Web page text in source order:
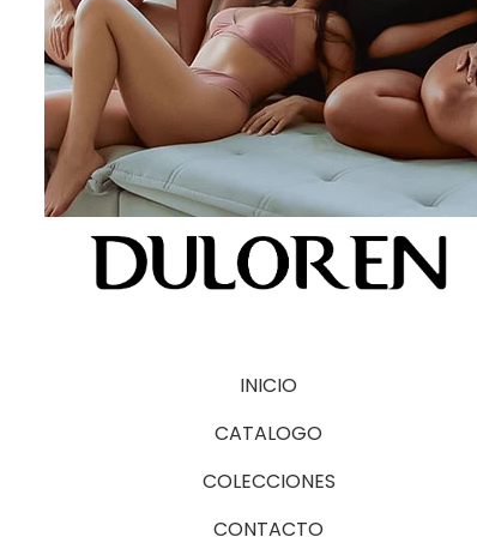
INICIO
CATALOGO
COLECCIONES
CONTACTO